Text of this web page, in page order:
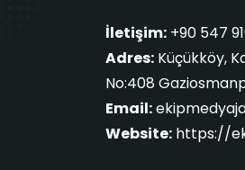
İletişim: +90 547
Adres: Küçükköy,
No:408
Email:
Website: https://